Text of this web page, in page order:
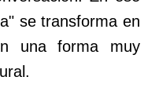
se transforma en
una forma muy